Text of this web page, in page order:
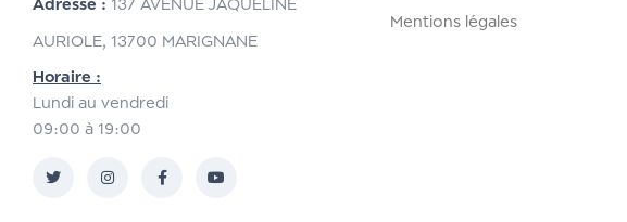
Adresse : 137 AVENUE JAQUELINE
AURIOLE, 13700 MARIGNANE
Horaire :
Lundi au vendredi
09:00 à 19:00
Mentions légales